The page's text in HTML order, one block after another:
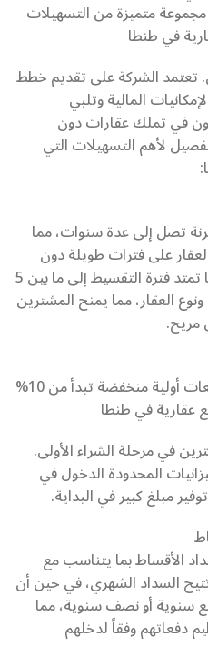
مجموعة متميزة من التسهيلات
في طنطا
تعتمد الشركة على تقديم خطط
المالية وتلبي
في تملك عقارات دون
لأهم التسهيلات التي
تصل إلى عدة سنوات، مما
على فترات طويلة دون
الشعور بعبء مالي كبير. عادة ما تمتد فترة التقسيط إلى ما بين 5
ونوع العقار، مما يمنح المشترين
مريح.
تتيح إعمار الدلتا إمكانية دفع دفعات أولية منخفضة تبدأ من 10%
في مرحلة الشراء الأولى.
المحدودة الدخول في
مبلغ كبير في البداية.
الأقساط بما يتناسب مع
السداد الشهري، في حين أن
سنوية أو نصف سنوية، مما
دفعاتهم وفقاً لدخلهم